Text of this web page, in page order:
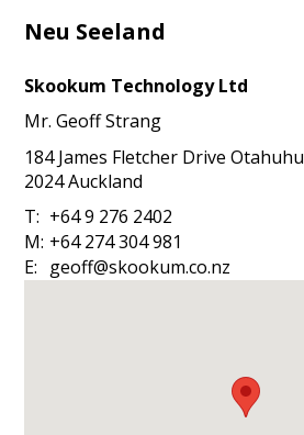
Neu Seeland
Skookum Technology Ltd
Mr. GeoffStrang
184 James Fletcher Drive Otahuhu
2024Auckland
T: +64 9 276 2402
M: +64 274 304 981
E: geoff@skookum.co.nz